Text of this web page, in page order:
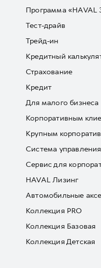
Программа «HAVAL
Тест-драйв
Трейд-ин
Кредитный
Страхование
Кредит
Для малого бизнеса
Корпоративным
Крупным
Система
Сервис для
HAVAL Лизинг
Автомобильные
Коллекция PRO
Коллекция Базовая
Коллекция Детская